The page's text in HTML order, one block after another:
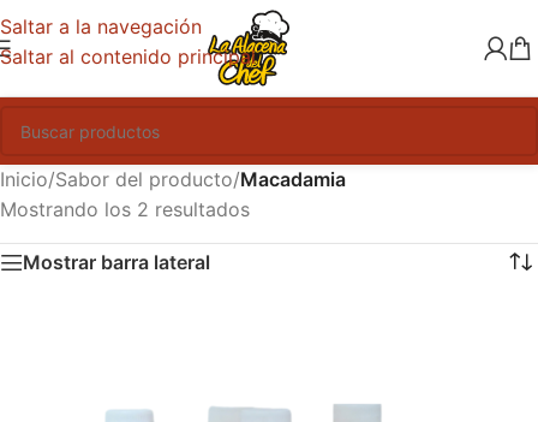
Saltar a la navegación
Saltar al contenido principal
Inicio/Sabor del producto/Macadamia
Mostrando los 2 resultados
Mostrar barra lateral